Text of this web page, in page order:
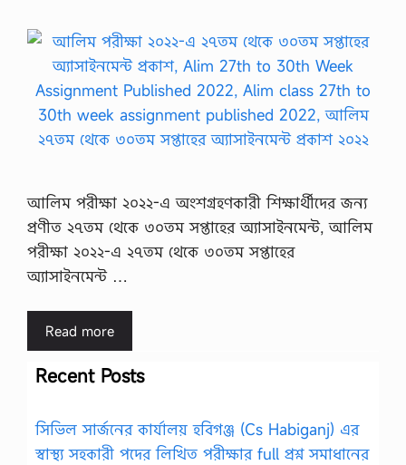
আলিম পরীক্ষা ২০২২-এ অংশগ্রহণকারী শিক্ষার্থীদের জন্য
প্রণীত ২৭তম থেকে ৩০তম সপ্তাহের অ্যাসাইনমেন্ট, আলিম
পরীক্ষা ২০২২-এ ২৭তম থেকে ৩০তম সপ্তাহের
অ্যাসাইনমেন্ট …
Read more
Recent Posts
সিভিল সার্জনের কার্যালয় হবিগঞ্জ (Cs Habiganj) এর
স্বাস্থ্য সহকারী পদের লিখিত পরীক্ষার full প্রশ্ন সমাধানের